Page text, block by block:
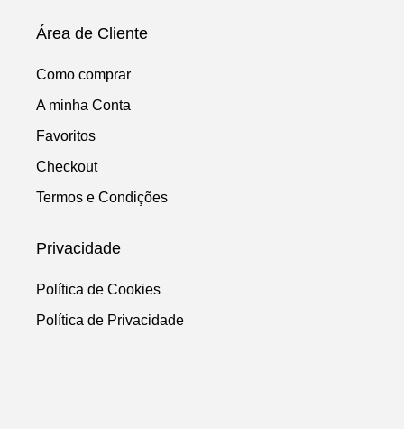
Área de Cliente
Como comprar
A minha Conta
Favoritos
Checkout
Termos e Condições
Privacidade
Política de Cookies
Política de Privacidade